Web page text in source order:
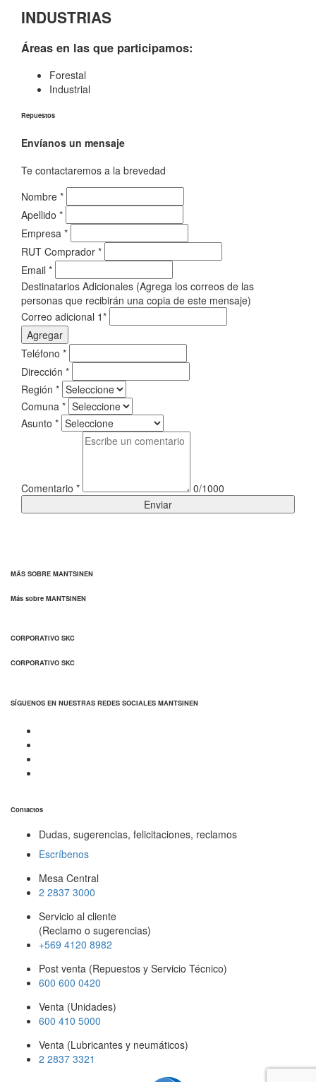
INDUSTRIAS
Áreas en las que participamos:
Forestal
Industrial
Repuestos
Envíanos un mensaje
Te contactaremos a la brevedad
Nombre *
Apellido *
Empresa *
RUT Comprador *
Email *
Destinatarios Adicionales (Agrega los correos de las
personas que recibirán una copia de este mensaje)
Correo adicional 1*
Agregar
Teléfono *
Dirección *
Región *
Comuna *
Asunto *
Comentario *
0/1000
Enviar
MÁS SOBRE MANTSINEN
Más sobre MANTSINEN
CORPORATIVO SKC
CORPORATIVO SKC
SÍGUENOS EN NUESTRAS REDES SOCIALES MANTSINEN
Contactos
Dudas, sugerencias, felicitaciones, reclamos
Escríbenos
Mesa Central
2 2837 3000
Servicio al cliente
(Reclamo o sugerencias)
+569 4120 8982
Post venta (Repuestos y Servicio Técnico)
600 600 0420
Venta (Unidades)
600 410 5000
Venta (Lubricantes y neumáticos)
2 2837 3321